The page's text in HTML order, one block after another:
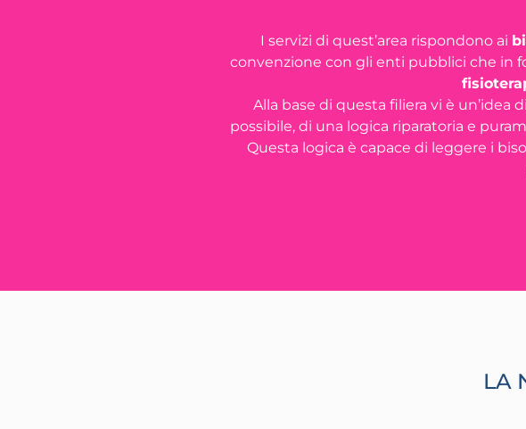
I servizi di quest’area rispondono ai
convenzione con gli enti pubblici che in
Alla base di questa filiera vi è un’idea
possibile, di una logica riparatoria e
Questa logica è capace di leggere i
LA